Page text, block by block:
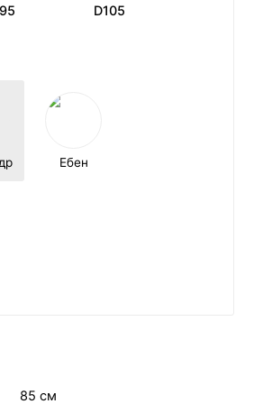
D105
Ебен
85 cм